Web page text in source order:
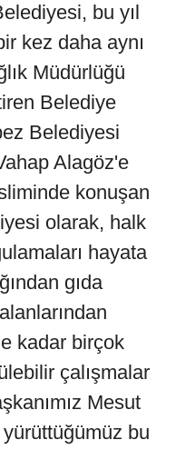
bu yıl
kez daha aynı
Müdürlüğü
Belediye
Belediyesi
Alagöz'e
konuşan
olarak, halk
hayata
gıda
kadar birçok
çalışmalar
Mesut
bu